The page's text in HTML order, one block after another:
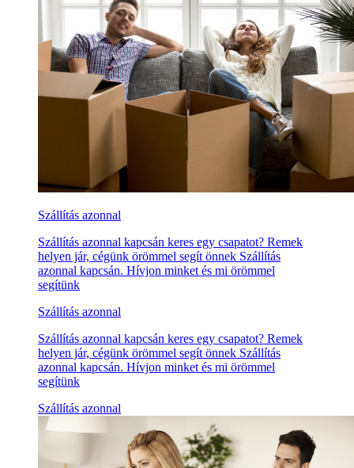
Szállítás azonnal
Szállítás azonnal kapcsán keres egy csapatot? Remek
helyen jár, cégünk örömmel segít önnek Szállítás
azonnal kapcsán. Hívjon minket és mi örömmel
segítünk
Szállítás azonnal
Szállítás azonnal kapcsán keres egy csapatot? Remek
helyen jár, cégünk örömmel segít önnek Szállítás
azonnal kapcsán. Hívjon minket és mi örömmel
segítünk
Szállítás azonnal